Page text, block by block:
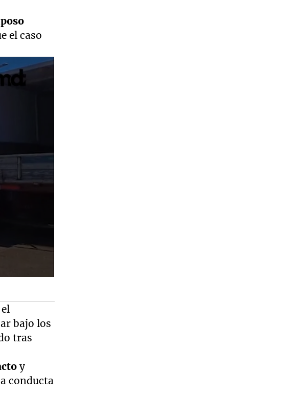
el caso
bajo los
tras
y
conducta